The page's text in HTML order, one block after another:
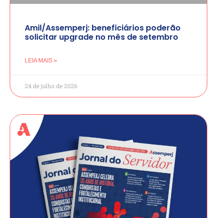
Amil/Assemperj: beneficiários poderão
solicitar upgrade no mês de setembro
LEIA MAIS »
24 de julho de 2026